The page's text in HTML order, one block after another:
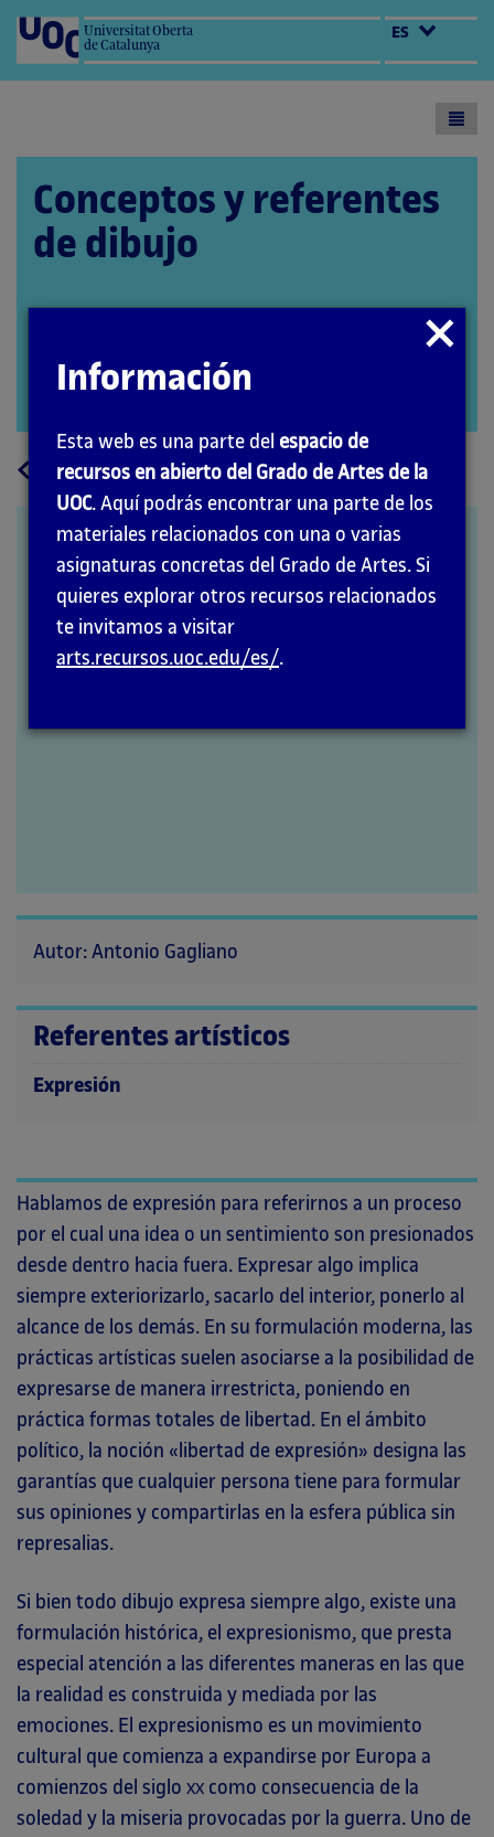
Universitat Oberta
de Catalunya
ES
Conceptos y referentes
de dibujo
docente han sido coordinados por la profesora:
Volvera
la
página
principal
Expresión
Autor: Antonio Gagliano
Referentes artísticos
Expresión
Hablamos de expresión para referirnos a un proceso
por el cual una idea o un sentimiento son presionados
desde dentro hacia fuera. Expresar algo implica
siempre exteriorizarlo, sacarlo del interior, ponerlo al
alcance de los demás. En su formulación moderna, las
prácticas artísticas suelen asociarse a la posibilidad de
expresarse de manera irrestricta, poniendo en
práctica formas totales de libertad. En el ámbito
político, la noción «libertad de expresión» designa las
garantías que cualquier persona tiene para formular
sus opiniones y compartirlas en la esfera pública sin
represalias.
Si bien todo dibujo expresa siempre algo, existe una
formulación histórica, el expresionismo, que presta
especial atención a las diferentes maneras en las que
la realidad es construida y mediada por las
emociones. El expresionismo es un movimiento
cultural que comienza a expandirse por Europa a
comienzos del siglo XX como consecuencia de la
soledad y la miseria provocadas por la guerra. Uno de
Cerrar
modal
Información
Esta web es una parte del espacio de
recursos en abierto del Grado de Artes de la
UOC. Aquí podrás encontrar una parte de los
materiales relacionados con una o varias
asignaturas concretas del Grado de Artes. Si
quieres explorar otros recursos relacionados
te invitamos a visitar
arts.recursos.uoc.edu/es/.